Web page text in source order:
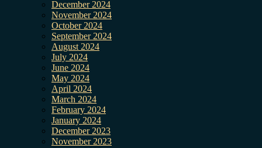
December 2024
November 2024
October 2024
September 2024
August 2024
July 2024
June 2024
May 2024
April 2024
March 2024
February 2024
January 2024
December 2023
November 2023